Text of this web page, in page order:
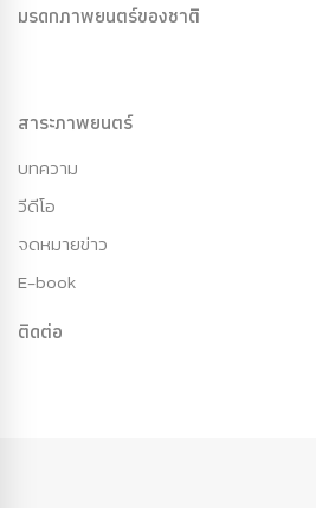
มรดกภาพยนตร์ของชาติ
สาระภาพยนตร์
บทความ
วีดีโอ
จดหมายข่าว
E-book
ติดต่อ